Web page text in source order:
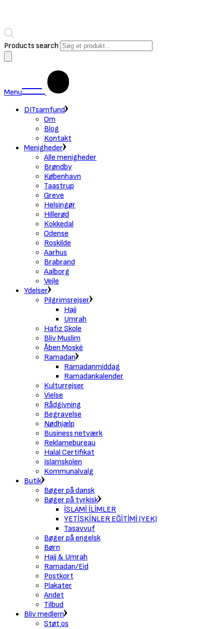
Products search
Menu
DITsamfund
Om
Blog
Kontakt
Menigheder
Alle menigheder
Brøndby
København
Taastrup
Greve
Helsingør
Hillerød
Kokkedal
Odense
Roskilde
Aarhus
Brabrand
Aalborg
Vejle
Ydelser
Pilgrimsrejser
Hajj
Umrah
Hafız Skole
Bliv Muslim
Åben Moské
Ramadan
Ramadanmiddag
Ramadankalender
Kulturrejser
Vielse
Rådgivning
Begravelse
Nødhjælp
Business netværk
Reklamebureau
Halal Certifikat
Islamskolen
Kommunalvalg
Butik
Bøger på dansk
Bøger på tyrkisk
İSLAMİ İLİMLER
YETİŞKİNLER EĞİTİMİ (YEK)
Tasavvuf
Bøger på engelsk
Børn
Hajj & Umrah
Ramadan/Eid
Postkort
Plakater
Andet
Tilbud
Bliv medlem
Støt os